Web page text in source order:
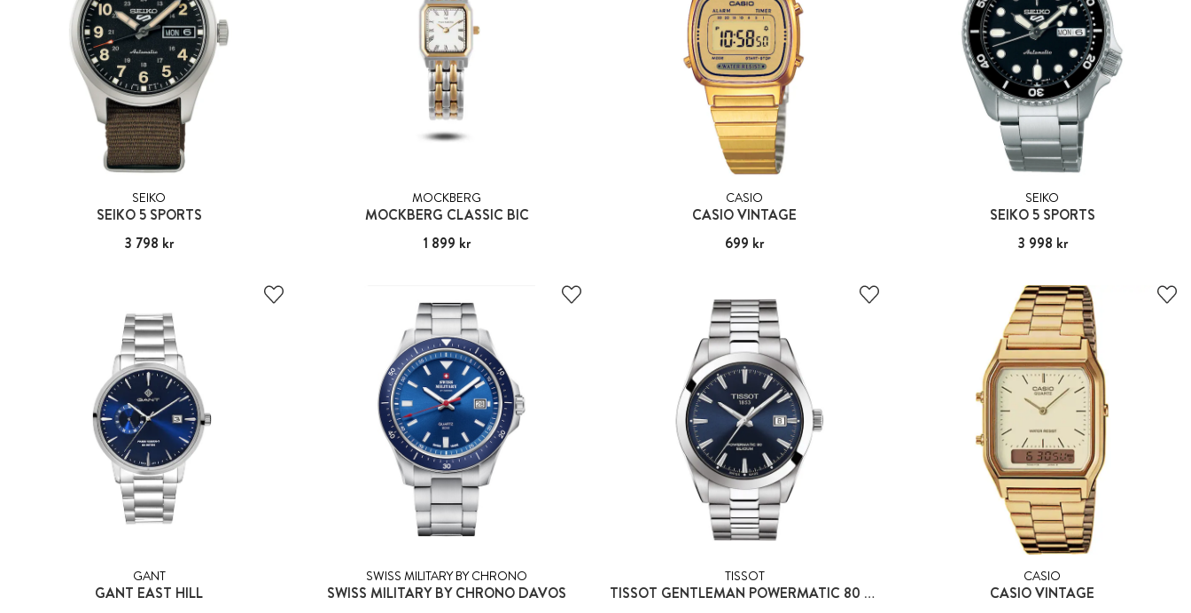
SEIKO
SEIKO 5 SPORTS
Pris :3 798 kr
3 798 kr
MOCKBERG
MOCKBERG CLASSIC BIC
Pris :1 899 kr
1 899 kr
CASIO
CASIO VINTAGE
Pris:699 kr
699 kr
SEIKO
SEIKO 5 SPORTS
Pris :3 998 kr
3 998 kr
GANT
GANT EAST HILL
SWISS MILITARY BY CHRONO
SWISS MILITARY BY CHRONO DAVOS
TISSOT
TISSOT GENTLEMAN POWERMATIC 80 SILICIUM
CASIO
CASIO VINTAGE